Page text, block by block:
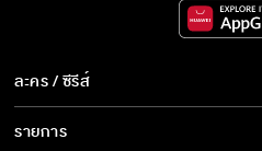
ละคร / ซีรีส์
ละคร/ซีรีส์
รายการ